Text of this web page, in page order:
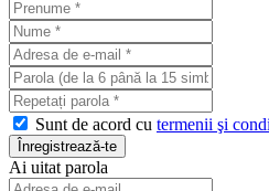
Sunt de acord cu termenii şi
Ai uitat parola